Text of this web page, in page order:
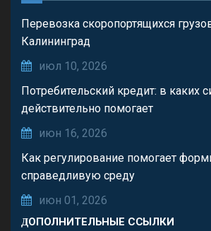
Перевозка скоропортящихся
Калининград
июл 10, 2026
Потребительский кредит: в каких
действительно помогает
июн 16, 2026
Как регулирование помогает
справедливую среду
июн 01, 2026
ДОПОЛНИТЕЛЬНЫЕ ССЫЛКИ